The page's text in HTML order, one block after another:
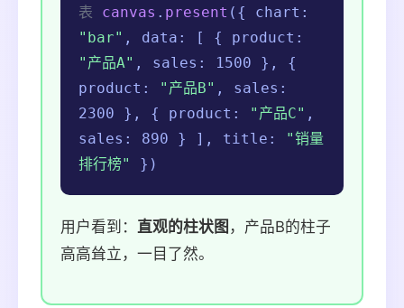
表
canvas . present ({ chart:
"bar" , data: [ { product:
"产品A" , sales: 1500 }, {
product:
"产品B" , sales:
2300 }, { product:
"产品C" ,
sales: 890 } ], title:
"销量
排行榜"
})
用户看到： 直观的柱状图 ，产品B的柱子
高高耸立，一目了然。